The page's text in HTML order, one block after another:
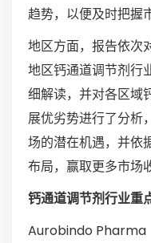
趋势，以便及时把握
地区方面，报告依次
地区钙通道调节剂行
细解读，并对各区域
展优劣势进行了分析
场的潜在机遇，并依
布局，赢取更多市场
钙通道调节剂行业重
Aurobindo Pharma